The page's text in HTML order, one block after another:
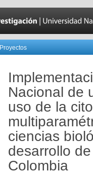
Proyectos
Nacional de
uso de la
ciencias
desarrollo
Colombia